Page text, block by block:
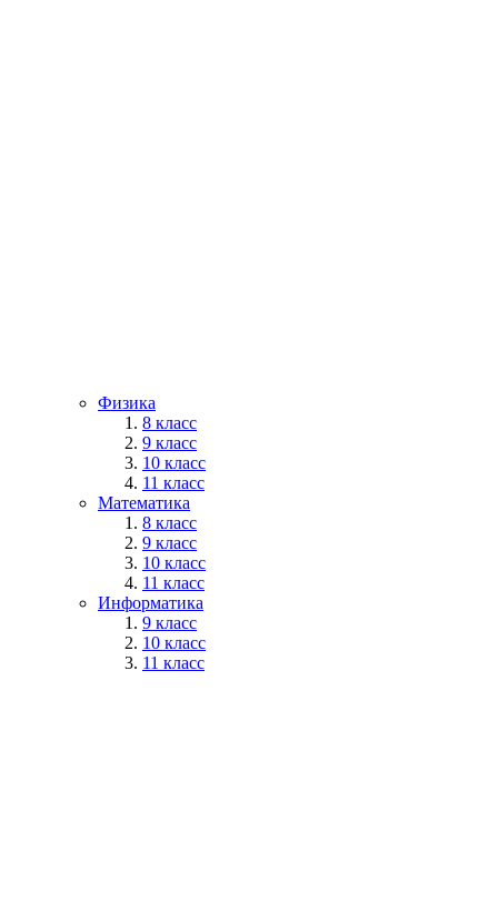
Физика
8 класс
9 класс
10 класс
11 класс
Математика
8 класс
9 класс
10 класс
11 класс
Информатика
9 класс
10 класс
11 класс